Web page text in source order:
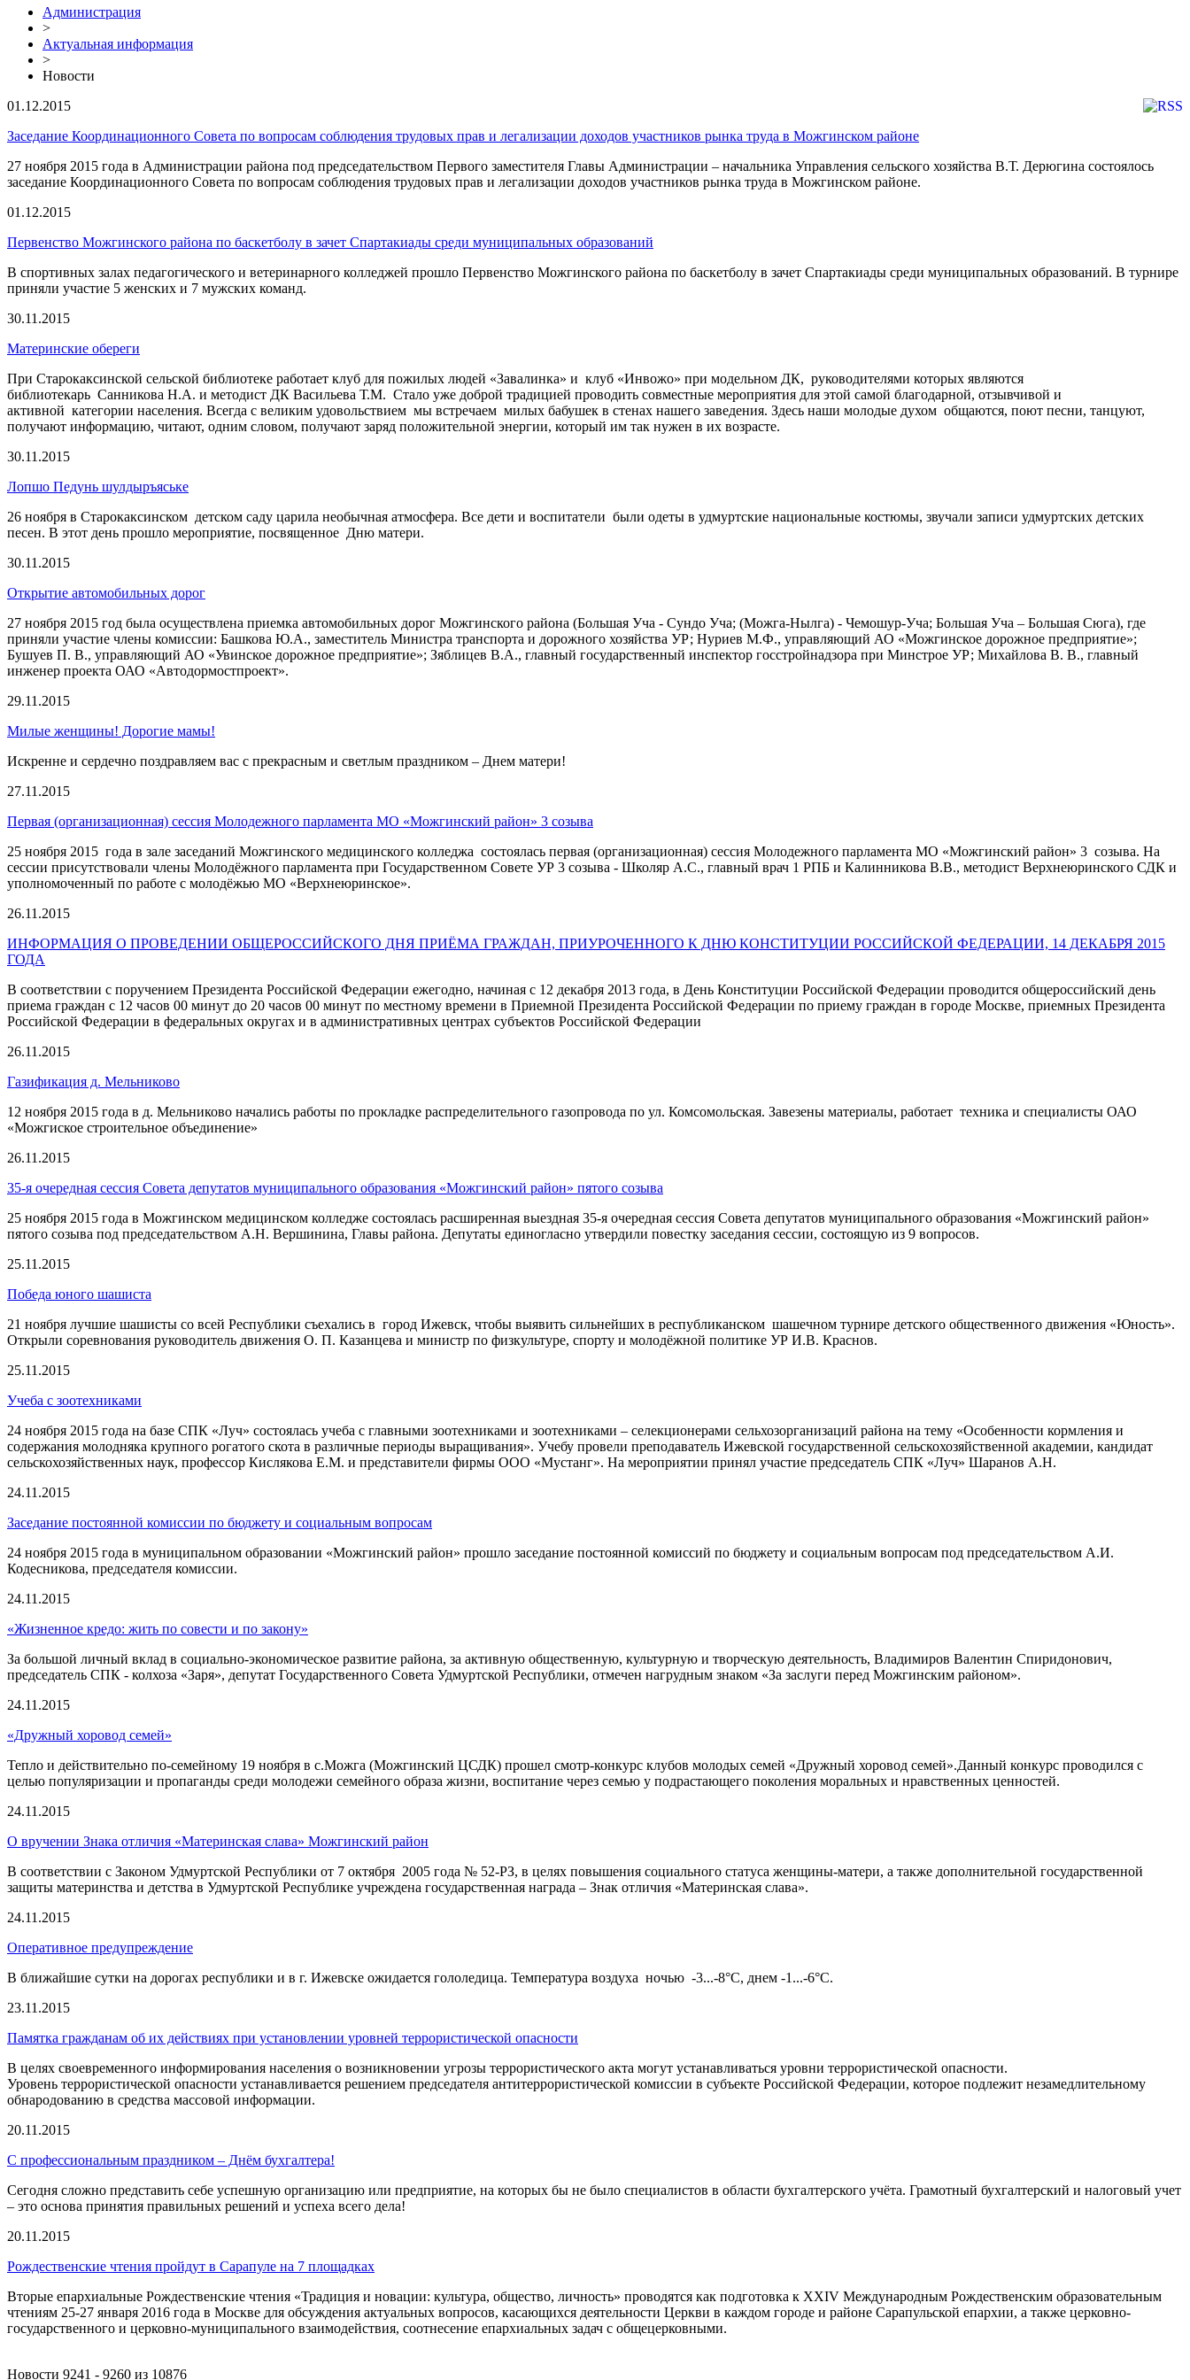
Администрация
>
Актуальная информация
>
Новости
01.12.2015
Заседание Координационного Совета по вопросам соблюдения трудовых прав и легализации доходов участников рынка труда в Можгинском районе
27 ноября 2015 года в Администрации района под председательством Первого заместителя Главы Администрации – начальника Управления сельского хозяйства В.Т. Дерюгина состоялось
заседание Координационного Совета по вопросам соблюдения трудовых прав и легализации доходов участников рынка труда в Можгинском районе.
01.12.2015
Первенство Можгинского района по баскетболу в зачет Спартакиады среди муниципальных образований
В спортивных залах педагогического и ветеринарного колледжей прошло Первенство Можгинского района по баскетболу в зачет Спартакиады среди муниципальных образований. В турнире
приняли участие 5 женских и 7 мужских команд.
30.11.2015
Материнские обереги
При Старокаксинской сельской библиотеке работает клуб для пожилых людей «Завалинка» и клуб «Инвожо» при модельном ДК, руководителями которых являются
библиотекарь Санникова Н.А. и методист ДК Васильева Т.М. Стало уже доброй традицией проводить совместные мероприятия для этой самой благодарной, отзывчивой и
активной категории населения. Всегда с великим удовольствием мы встречаем милых бабушек в стенах нашего заведения. Здесь наши молодые духом общаются, поют песни, танцуют,
получают информацию, читают, одним словом, получают заряд положительной энергии, который им так нужен в их возрасте.
30.11.2015
Лопшо Педунь шулдыръяське
26 ноября в Старокаксинском детском саду царила необычная атмосфера. Все дети и воспитатели были одеты в удмуртские национальные костюмы, звучали записи удмуртских детских
песен. В этот день прошло мероприятие, посвященное Дню матери.
30.11.2015
Открытие автомобильных дорог
27 ноября 2015 год была осуществлена приемка автомобильных дорог Можгинского района (Большая Уча - Сундо Уча; (Можга-Нылга) - Чемошур-Уча; Большая Уча – Большая Сюга), где
приняли участие члены комиссии: Башкова Ю.А., заместитель Министра транспорта и дорожного хозяйства УР; Нуриев М.Ф., управляющий АО «Можгинское дорожное предприятие»;
Бушуев П. В., управляющий АО «Увинское дорожное предприятие»; Зяблицев В.А., главный государственный инспектор госстройнадзора при Минстрое УР; Михайлова В. В., главный
инженер проекта ОАО «Автодормостпроект».
29.11.2015
Милые женщины! Дорогие мамы!
Искренне и сердечно поздравляем вас с прекрасным и светлым праздником – Днем матери!
27.11.2015
Первая (организационная) сессия Молодежного парламента МО «Можгинский район» 3 созыва
25 ноября 2015 года в зале заседаний Можгинского медицинского колледжа состоялась первая (организационная) сессия Молодежного парламента МО «Можгинский район» 3 созыва. На
сессии присутствовали члены Молодёжного парламента при Государственном Совете УР 3 созыва - Школяр А.С., главный врач 1 РПБ и Калинникова В.В., методист Верхнеюринского СДК и
уполномоченный по работе с молодёжью МО «Верхнеюринское».
26.11.2015
ИНФОРМАЦИЯ О ПРОВЕДЕНИИ ОБЩЕРОССИЙСКОГО ДНЯ ПРИЁМА ГРАЖДАН, ПРИУРОЧЕННОГО К ДНЮ КОНСТИТУЦИИ РОССИЙСКОЙ ФЕДЕРАЦИИ, 14 ДЕКАБРЯ 2015
ГОДА
В соответствии с поручением Президента Российской Федерации ежегодно, начиная с 12 декабря 2013 года, в День Конституции Российской Федерации проводится общероссийский день
приема граждан с 12 часов 00 минут до 20 часов 00 минут по местному времени в Приемной Президента Российской Федерации по приему граждан в городе Москве, приемных Президента
Российской Федерации в федеральных округах и в административных центрах субъектов Российской Федерации
26.11.2015
Газификация д. Мельниково
12 ноября 2015 года в д. Мельниково начались работы по прокладке распределительного газопровода по ул. Комсомольская. Завезены материалы, работает техника и специалисты ОАО
«Можгиское строительное объединение»
26.11.2015
35-я очередная сессия Совета депутатов муниципального образования «Можгинский район» пятого созыва
25 ноября 2015 года в Можгинском медицинском колледже состоялась расширенная выездная 35-я очередная сессия Совета депутатов муниципального образования «Можгинский район»
пятого созыва под председательством А.Н. Вершинина, Главы района. Депутаты единогласно утвердили повестку заседания сессии, состоящую из 9 вопросов.
25.11.2015
Победа юного шашиста
21 ноября лучшие шашисты со всей Республики съехались в город Ижевск, чтобы выявить сильнейших в республиканском шашечном турнире детского общественного движения «Юность».
Открыли соревнования руководитель движения О. П. Казанцева и министр по физкультуре, спорту и молодёжной политике УР И.В. Краснов.
25.11.2015
Учеба с зоотехниками
24 ноября 2015 года на базе СПК «Луч» состоялась учеба с главными зоотехниками и зоотехниками – селекционерами сельхозорганизаций района на тему «Особенности кормления и
содержания молодняка крупного рогатого скота в различные периоды выращивания». Учебу провели преподаватель Ижевской государственной сельскохозяйственной академии, кандидат
сельскохозяйственных наук, профессор Кислякова Е.М. и представители фирмы ООО «Мустанг». На мероприятии принял участие председатель СПК «Луч» Шаранов А.Н.
24.11.2015
Заседание постоянной комиссии по бюджету и социальным вопросам
24 ноября 2015 года в муниципальном образовании «Можгинский район» прошло заседание постоянной комиссий по бюджету и социальным вопросам под председательством А.И.
Кодесникова, председателя комиссии.
24.11.2015
«Жизненное кредо: жить по совести и по закону»
За большой личный вклад в социально-экономическое развитие района, за активную общественную, культурную и творческую деятельность, Владимиров Валентин Спиридонович,
председатель СПК - колхоза «Заря», депутат Государственного Совета Удмуртской Республики, отмечен нагрудным знаком «За заслуги перед Можгинским районом».
24.11.2015
«Дружный хоровод семей»
Тепло и действительно по-семейному 19 ноября в с.Можга (Можгинский ЦСДК) прошел смотр-конкурс клубов молодых семей «Дружный хоровод семей».Данный конкурс проводился с
целью популяризации и пропаганды среди молодежи семейного образа жизни, воспитание через семью у подрастающего поколения моральных и нравственных ценностей.
24.11.2015
О вручении Знака отличия «Материнская слава» Можгинский район
В соответствии с Законом Удмуртской Республики от 7 октября 2005 года № 52-РЗ, в целях повышения социального статуса женщины-матери, а также дополнительной государственной
защиты материнства и детства в Удмуртской Республике учреждена государственная награда – Знак отличия «Материнская слава».
24.11.2015
Оперативное предупреждение
В ближайшие сутки на дорогах республики и в г. Ижевске ожидается гололедица. Температура воздуха ночью -3...-8°С, днем -1...-6°С.
23.11.2015
Памятка гражданам об их действиях при установлении уровней террористической опасности
В целях своевременного информирования населения о возникновении угрозы террористического акта могут устанавливаться уровни террористической опасности.
Уровень террористической опасности устанавливается решением председателя антитеррористической комиссии в субъекте Российской Федерации, которое подлежит незамедлительному
обнародованию в средства массовой информации.
20.11.2015
С профессиональным праздником – Днём бухгалтера!
Сегодня сложно представить себе успешную организацию или предприятие, на которых бы не было специалистов в области бухгалтерского учёта. Грамотный бухгалтерский и налоговый учет
– это основа принятия правильных решений и успеха всего дела!
20.11.2015
Рождественские чтения пройдут в Сарапуле на 7 площадках
Вторые епархиальные Рождественские чтения «Традиция и новации: культура, общество, личность» проводятся как подготовка к XXIV Международным Рождественским образовательным
чтениям 25-27 января 2016 года в Москве для обсуждения актуальных вопросов, касающихся деятельности Церкви в каждом городе и районе Сарапульской епархии, а также церковно-
государственного и церковно-муниципального взаимодействия, соотнесение епархиальных задач с общецерковными.
Новости 9241 - 9260 из 10876